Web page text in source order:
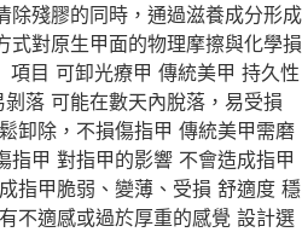
除殘膠的同時，通過滋養成分形成
式對原生甲面的物理摩擦與化學損
項目 可卸光療甲 傳統美甲 持久性
落 可能在數天內脫落，易受損
卸除，不損傷指甲 傳統美甲需磨
指甲 對指甲的影響 不會造成指甲
指甲脆弱、變薄、受損 舒適度 穩
不適感或過於厚重的感覺 設計選